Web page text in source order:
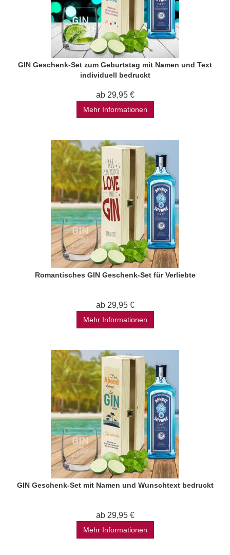
GIN Geschenk-Set zum Geburtstag mit Namen und Text
individuell bedruckt
ab 29,95 €
Mehr Informationen
Romantisches GIN Geschenk-Set für Verliebte
ab 29,95 €
Mehr Informationen
GIN Geschenk-Set mit Namen und Wunschtext bedruckt
ab 29,95 €
Mehr Informationen